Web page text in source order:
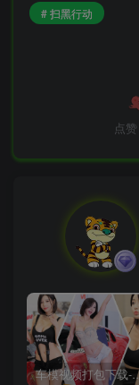
# 扫黑行动
点赞
车模视频打包